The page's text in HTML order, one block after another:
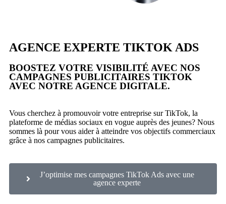
AGENCE EXPERTE TIKTOK ADS
BOOSTEZ VOTRE VISIBILITÉ AVEC NOS
CAMPAGNES PUBLICITAIRES TIKTOK
AVEC NOTRE AGENCE DIGITALE.
Vous cherchez à promouvoir votre entreprise sur TikTok, la
plateforme de médias sociaux en vogue auprès des jeunes? Nous
sommes là pour vous aider à atteindre vos objectifs commerciaux
grâce à nos campagnes publicitaires.
J’optimise mes campagnes TikTok Ads avec une
agence experte